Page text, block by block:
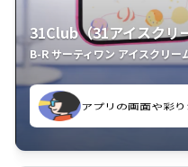
31Club（31アイスクリ
B-R サーティワン アイスクリー
使いやすくて、新
す。